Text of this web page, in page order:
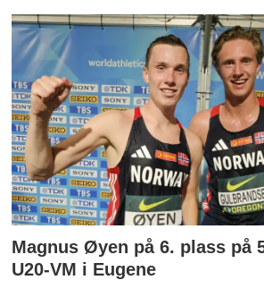
Magnus Øyen på 6. plass på
U20-VM i Eugene